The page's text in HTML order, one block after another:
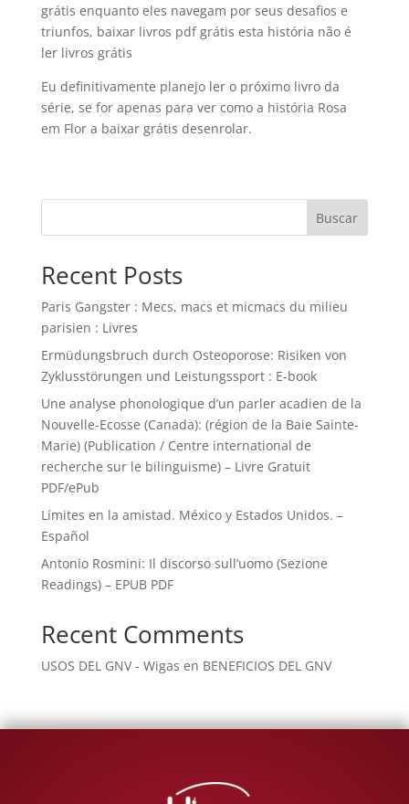
grátis enquanto eles navegam por seus desafios e
triunfos, baixar livros pdf grátis esta história não é
ler livros grátis
Eu definitivamente planejo ler o próximo livro da
série, se for apenas para ver como a história Rosa
em Flor a baixar grátis desenrolar.
Buscar
Recent Posts
Paris Gangster : Mecs, macs et micmacs du milieu
parisien : Livres
Ermüdungsbruch durch Osteoporose: Risiken von
Zyklusstörungen und Leistungssport : E-book
Une analyse phonologique d’un parler acadien de la
Nouvelle-Ecosse (Canada): (région de la Baie Sainte-
Marie) (Publication / Centre international de
recherche sur le bilinguisme) – Livre Gratuit
PDF/ePub
Límites en la amistad. México y Estados Unidos. –
Español
Antonio Rosmini: Il discorso sull’uomo (Sezione
Readings) – EPUB PDF
Recent Comments
USOS DEL GNV - Wigas en BENEFICIOS DEL GNV